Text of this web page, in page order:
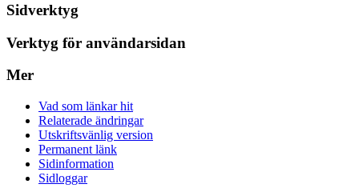
Sidverktyg
Verktyg för användarsidan
Mer
Vad som länkar hit
Relaterade ändringar
Utskriftsvänlig version
Permanent länk
Sidinformation
Sidloggar